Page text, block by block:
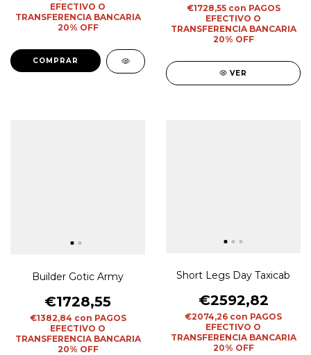
EFECTIVO O
TRANSFERENCIA BANCARIA
20% OFF
COMPRAR
€1728,55 con PAGOS
EFECTIVO O
TRANSFERENCIA BANCARIA
20% OFF
VER
Builder Gotic Army
€1728,55
€1382,84 con PAGOS
EFECTIVO O
TRANSFERENCIA BANCARIA
20% OFF
Short Legs Day Taxicab
€2592,82
€2074,26 con PAGOS
EFECTIVO O
TRANSFERENCIA BANCARIA
20% OFF